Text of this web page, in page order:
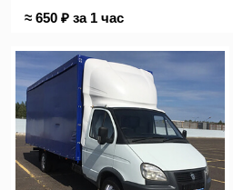
≈ 650 ₽ за 1 час